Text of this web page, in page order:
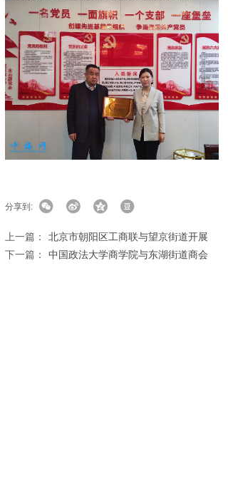
分享到:
上一篇：
北京市朝阳区工商联与望京街道开展
下一篇：
中国政法大学商学院与东湖街道商会